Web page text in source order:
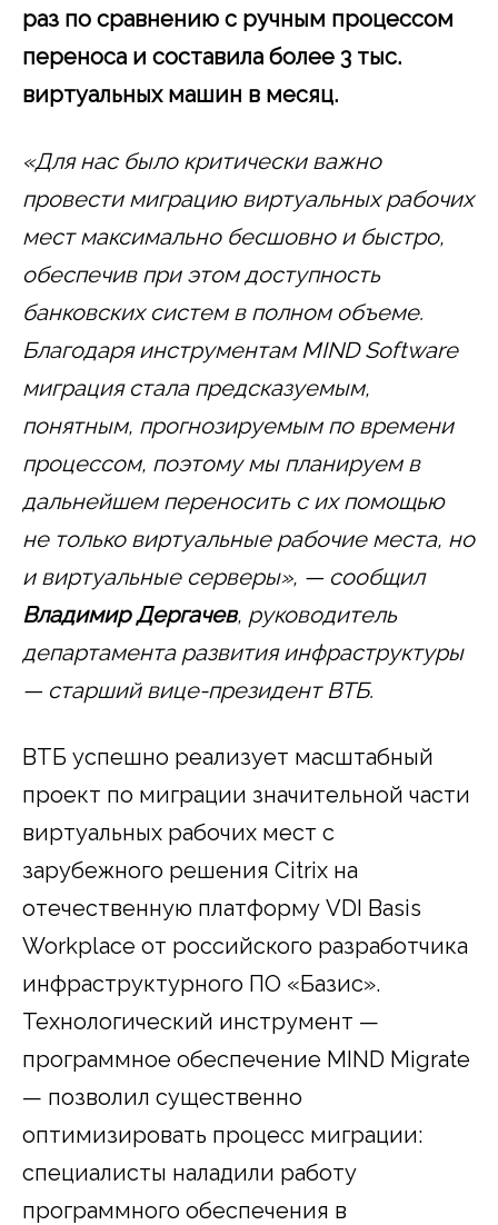
раз по сравнению с ручным процессом
переноса и составила более 3 тыс.
виртуальных машин в месяц.
«Для нас было критически важно
провести миграцию виртуальных рабочих
мест максимально бесшовно и быстро,
обеспечив при этом доступность
банковских систем в полном объеме.
Благодаря инструментам MIND Software
миграция стала предсказуемым,
понятным, прогнозируемым по времени
процессом, поэтому мы планируем в
дальнейшем переносить с их помощью
не только виртуальные рабочие места, но
и виртуальные серверы», — сообщил
Владимир Дергачев, руководитель
департамента развития инфраструктуры
— старший вице-президент ВТБ.
ВТБ успешно реализует масштабный
проект по миграции значительной части
виртуальных рабочих мест с
зарубежного решения Citrix на
отечественную платформу VDI Basis
Workplace от российского разработчика
инфраструктурного ПО «Базис».
Технологический инструмент —
программное обеспечение MIND Migrate
— позволил существенно
оптимизировать процесс миграции:
специалисты наладили работу
программного обеспечения в